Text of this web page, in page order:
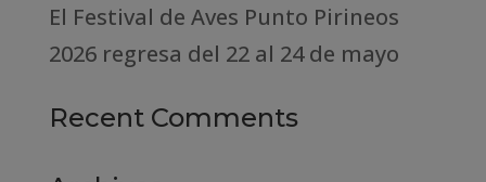
El Festival de Aves Punto Pirineos
2026 regresa del 22 al 24 de mayo
Recent Comments